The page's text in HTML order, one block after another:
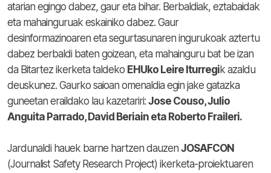
atarian egingo dabez, gaur eta bihar. Berbaldiak, eztabaidak
eta mahainguruak eskainiko dabez. Gaur
desinformazinoaren eta segurtasunaren ingurukoak aztertu
dabez berbaldi baten goizean, eta mahainguru bat be izan
da Bitartez ikerketa taldeko EHUko Leire Iturregik azaldu
deuskunez. Gaurko saioan omenaldia egin jake gatazka
guneetan eraildako lau kazetariri: Jose Couso, Julio
Anguita Parrado, David Beriain eta Roberto Fraileri.
Jardunaldi hauek barne hartzen dauzen JOSAFCON
(Journalist Safety Research Project) ikerketa-proiektuaren